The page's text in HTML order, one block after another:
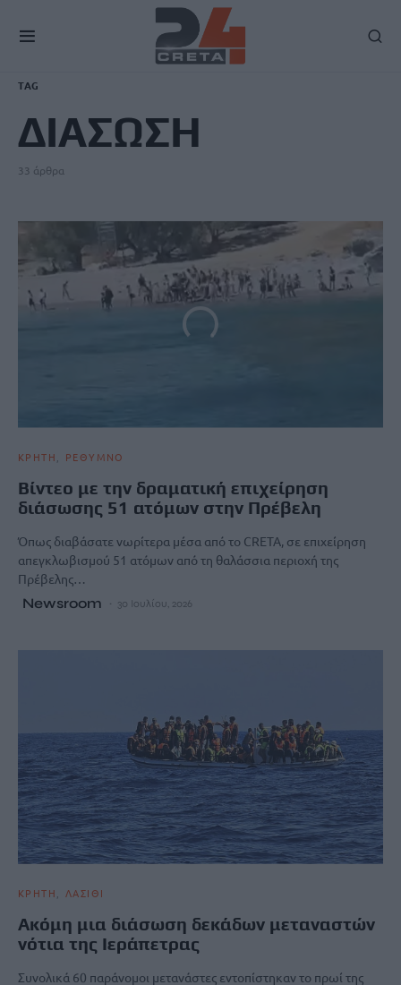
TAG
ΔΙΑΣΩΣΗ
33 άρθρα
ΚΡΗΤΗ ΡΕΘΥΜΝΟ
Βίντεο με την δραματική επιχείρηση
διάσωσης 51 ατόμων στην Πρέβελη
Όπως διαβάσατε νωρίτερα μέσα από το CRETA, σε επιχείρηση
απεγκλωβισμού 51 ατόμων από τη θαλάσσια περιοχή της
Πρέβελης…
Newsroom 30 Ιουλίου, 2026
ΚΡΗΤΗ ΛΑΣΙΘΙ
Ακόμη μια διάσωση δεκάδων μεταναστών
νότια της Ιεράπετρας
Συνολικά 60 παράνομοι μετανάστες εντοπίστηκαν το πρωί της